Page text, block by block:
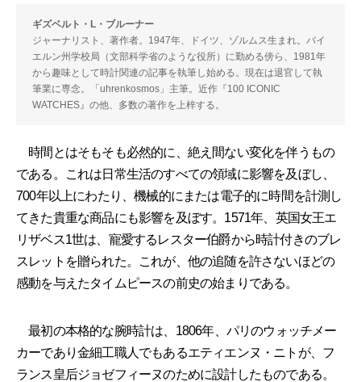
ギズベルト・L・ブルーナー
ジャーナリスト、著作者。1947年、ドイツ、ゾルムス生まれ。バイ
エルン州学校局（文部科学省のような役所）に勤める傍ら、1981年
から趣味として時計関連の記事を執筆し始める。現在は退官して執
筆業に専念。「uhrenkosmos」主筆。近作『100 ICONIC
WATCHES』の他、多数の著作を上梓する。
時間とはそもそも必然的に、絶え間ない変化を伴うもの
である。これは日常生活のすべての領域に影響を及ぼし、
700年以上にわたり、機械的にまたは電子的に時間を計測し
てきた貴重な商品にも影響を及ぼす。1571年、英国女王エ
リザベス1世は、寵愛するレスター伯爵から時計付きのブレ
スレットを贈られた。これが、他の追随を許さないほどの
感動を与えたタイムピースの前史の始まりである。
最初の本格的な腕時計は、1806年、パリのウォッチメー
カーであり金細工職人でもあるエティエンヌ・ニトが、フ
ランス皇后ジョゼフィーヌのために設計したものである。